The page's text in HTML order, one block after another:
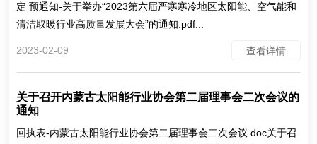
定 预通知-关于举办“2023第六届严寒寒冷地区太阳能、空气能和
清洁取暖行业高质量发展大会”的通知.pdf...
2023-02-09 查看详情
关于召开内蒙古太阳能行业协会第二届理事会二次会议的
通知
回执表-内蒙古太阳能行业协会第二届理事会二次会议.doc关于召